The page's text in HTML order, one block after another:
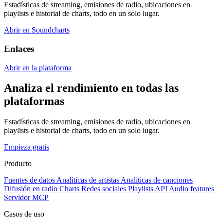
Estadísticas de streaming, emisiones de radio, ubicaciones en
playlists e historial de charts, todo en un solo lugar.
Abrir en Soundcharts
Enlaces
Abrir en la plataforma
Analiza el rendimiento en todas las
plataformas
Estadísticas de streaming, emisiones de radio, ubicaciones en
playlists e historial de charts, todo en un solo lugar.
Empieza gratis
Producto
Fuentes de datos Analíticas de artistas Analíticas de canciones
Difusión en radio Charts Redes sociales Playlists API Audio features
Servidor MCP
Casos de uso